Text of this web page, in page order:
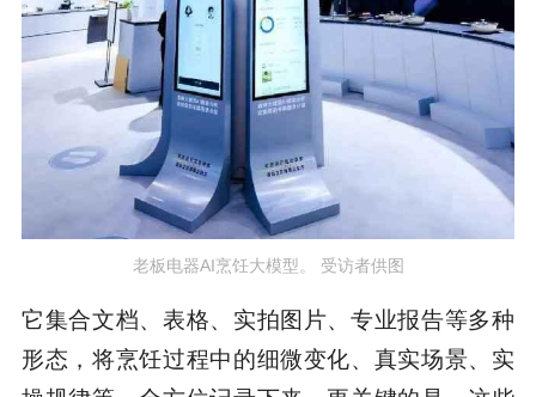
老板电器AI烹饪大模型。 受访者供图
它集合文档、表格、实拍图片、专业报告等多种
形态，将烹饪过程中的细微变化、真实场景、实